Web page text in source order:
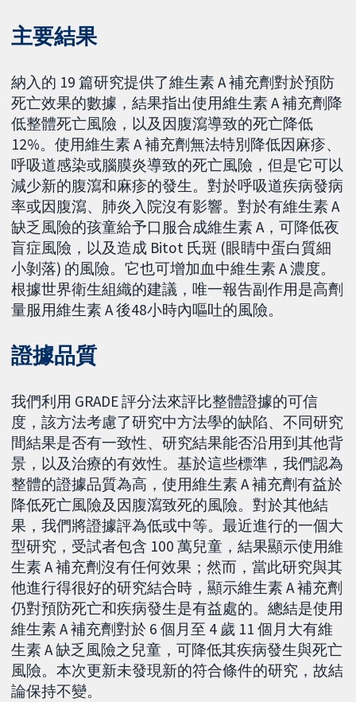
主要結果
納入的 19 篇研究提供了維生素 A 補充劑對於預防
死亡效果的數據，結果指出使用維生素 A 補充劑降
低整體死亡風險，以及因腹瀉導致的死亡降低
12%。使用維生素 A 補充劑無法特別降低因麻疹、
呼吸道感染或腦膜炎導致的死亡風險，但是它可以
減少新的腹瀉和麻疹的發生。對於呼吸道疾病發病
率或因腹瀉、肺炎入院沒有影響。對於有維生素 A
缺乏風險的孩童給予口服合成維生素 A，可降低夜
盲症風險，以及造成 Bitot 氏斑 (眼睛中蛋白質細
小剝落) 的風險。它也可增加血中維生素 A 濃度。
根據世界衛生組織的建議，唯一報告副作用是高劑
量服用維生素 A 後48小時內嘔吐的風險。
證據品質
我們利用 GRADE 評分法來評比整體證據的可信
度，該方法考慮了研究中方法學的缺陷、不同研究
間結果是否有一致性、研究結果能否沿用到其他背
景，以及治療的有效性。基於這些標準，我們認為
整體的證據品質為高，使用維生素 A 補充劑有益於
降低死亡風險及因腹瀉致死的風險。對於其他結
果，我們將證據評為低或中等。最近進行的一個大
型研究，受試者包含 100 萬兒童，結果顯示使用維
生素 A 補充劑沒有任何效果；然而，當此研究與其
他進行得很好的研究結合時，顯示維生素 A 補充劑
仍對預防死亡和疾病發生是有益處的。總結是使用
維生素 A 補充劑對於 6 個月至 4 歲 11 個月大有維
生素 A 缺乏風險之兒童，可降低其疾病發生與死亡
風險。本次更新未發現新的符合條件的研究，故結
論保持不變。